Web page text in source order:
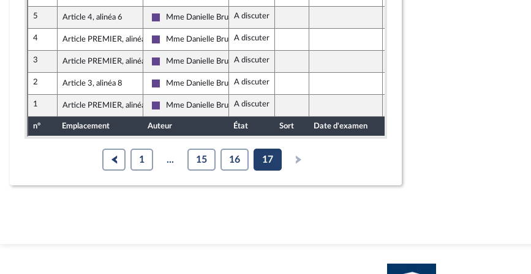
5 Article 4, alinéa 6
Renaissance
Mme Danielle BruleboisA discuter
4 Article PREMIER, alinéa 15
Renaissance
Mme Danielle BruleboisA discuter
3 Article PREMIER, alinéa 15
Renaissance
Mme Danielle BruleboisA discuter
2 Article 3, alinéa 8
Renaissance
Mme Danielle BruleboisA discuter
1 Article PREMIER, alinéa 21
Renaissance
Mme Danielle BruleboisA discuter
n° Emplacement Auteur État Sort Date d'examen
1 ... 15 16 17